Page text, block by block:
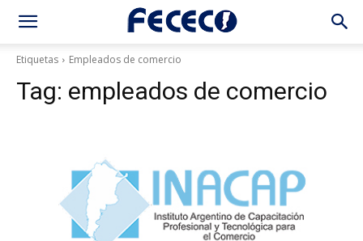
Etiquetas Empleados de comercio
Tag: empleados de comercio